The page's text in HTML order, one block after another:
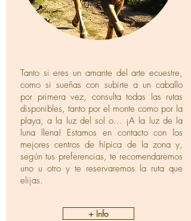
Tanto si eres un amante del arte ecuestre,
como si sueñas con subirte a un caballo
por primera vez, consulta todas las rutas
disponibles, tanto por el monte como por la
playa, a la luz del sol o... ¡A la luz de la
luna llena! Estamos en contacto con los
mejores centros de hípica de la zona y,
según tus preferencias, te recomendaremos
uno u otro y te reservaremos la ruta que
elijas.
+ Info